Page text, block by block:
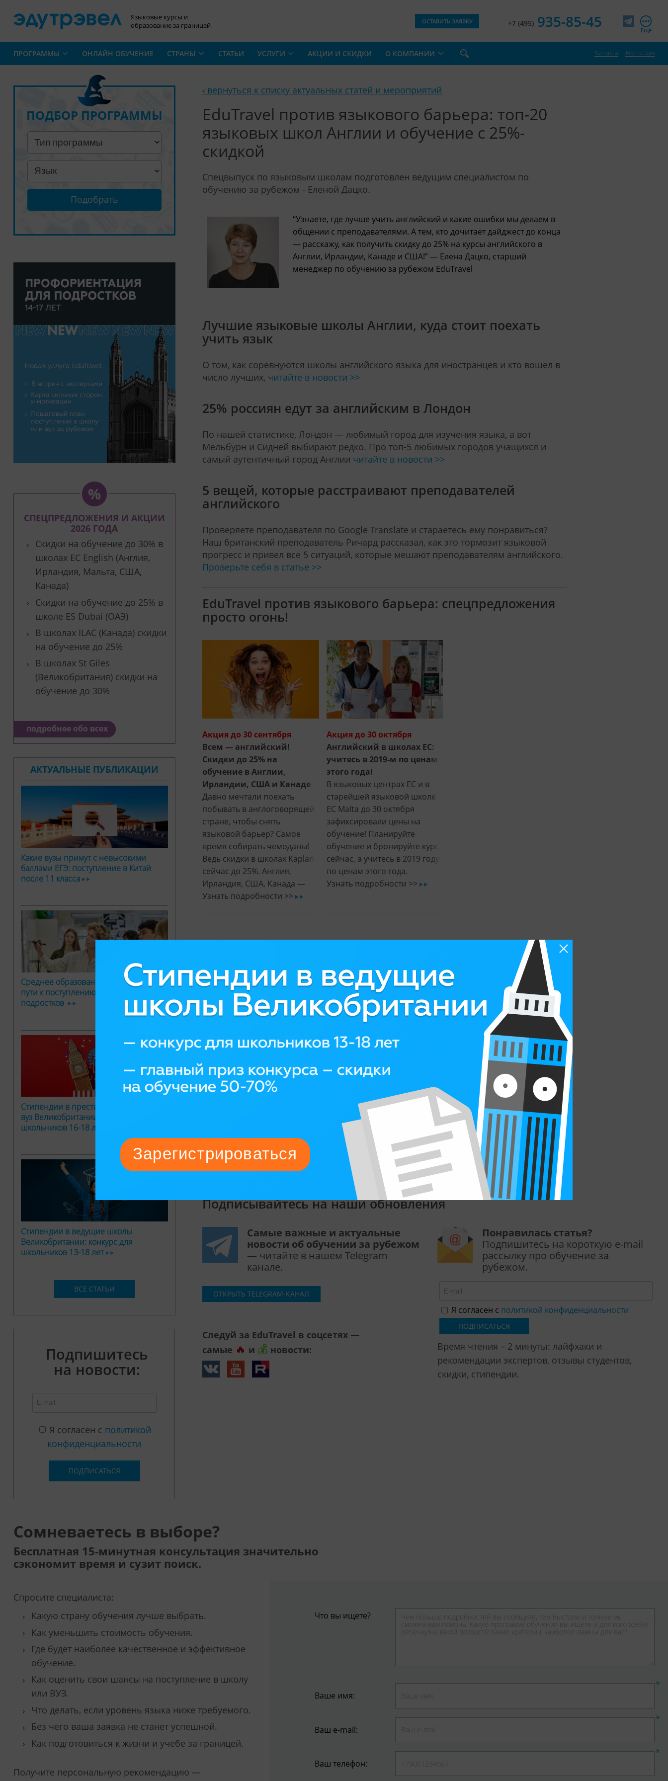
Языковые курсы и
образование за границей
ОСТАВИТЬ ЗАЯВКУ +7 (495) 935-85-45 Ещё
ПРОГРАММЫ ОНЛАЙН ОБУЧЕНИЕ СТРАНЫ СТАТЬИ УСЛУГИ АКЦИИ И СКИДКИ О КОМПАНИИ Контакты Агентствам
‹ вернуться к списку актуальных статей и мероприятий
EduTravel против языкового барьера: топ-20
языковых школ Англии и обучение с 25%-
скидкой
Спецвыпуск по языковым школам подготовлен ведущим специалистом по
обучению за рубежом - Еленой Дацко.
“Узнаете, где лучше учить английский и какие ошибки мы делаем в
общении с преподавателями. А тем, кто дочитает дайджест до конца
— расскажу, как получить скидку до 25% на курсы английского в
Англии, Ирландии, Канаде и США!” — Елена Дацко, старший
менеджер по обучению за рубежом EduTravel
Лучшие языковые школы Англии, куда стоит поехать
учить язык
О том, как соревнуются школы английского языка для иностранцев и кто вошел в
число лучших, читайте в новости >>
25% россиян едут за английским в Лондон
По нашей статистике, Лондон — любимый город для изучения языка, а вот
Мельбурн и Сидней выбирают редко. Про топ-5 любимых городов учащихся и
самый аутентичный город Англии читайте в новости >>
5 вещей, которые расстраивают преподавателей
английского
Проверяете преподавателя по Google Translate и стараетесь ему понравиться?
Наш британский преподаватель Ричард рассказал, как это тормозит языковой
прогресс и привел все 5 ситуаций, которые мешают преподавателям английского.
Проверьте себя в статье >>
EduTravel против языкового барьера: спецпредложения
просто огонь!
Акция до 30 сентября
Всем — английский!
Скидки до 25% на
обучение в Англии,
Ирландии, США и Канаде
Давно мечтали поехать
побывать в англоговорящей
стране, чтобы снять
языковой барьер? Самое
время собирать чемоданы!
Ведь скидки в школах Kaplan
сейчас до 25%. Англия,
Ирландия, США, Канада —
Узнать подробности >>ar
Акция до 30 октября
Английский в школах EC:
учитесь в 2019-м по ценам
этого года!
В языковых центрах EC и в
старейшей языковой школе
EC Malta до 30 октября
зафиксировали цены на
обучение! Планируйте
обучение и бронируйте курс
сейчас, а учитесь в 2019 году
по ценам этого года.
Узнать подробности >> ar
+7 (495) 935-85-45|оставьте запрос на сайте
Смотрите также:
Ирландия: эльфы, пабы и
английский
ar
5 причин учить английский в
школе EC на Мальте ar
Подписывайтесь на наши обновления
Самые важные и актуальные
новости об обучении за рубежом
— читайте в нашем Telegram
канале.
ОТКРЫТЬ TELEGRAM-КАНАЛ
Следуй за EduTravel в соцсетях —
самые 🔥 и 💰 новости:
Понравилась статья?
Подпишитесь на короткую e-mail
рассылку про обучение за
рубежом.
Я согласен с политикой конфиденциальности
ПОДПИСАТЬСЯ
Время чтения – 2 минуты: лайфхаки и
рекомендации экспертов, отзывы студентов,
скидки, стипендии.
ПОДБОР ПРОГРАММЫ
Подобрать
СПЕЦПРЕДЛОЖЕНИЯ И АКЦИИ
2026 ГОДА
Скидки на обучение до 30% в
школах EC English (Англия,
Ирландия, Мальта, США,
Канада)
Скидки на обучение до 25% в
школе ES Dubai (ОАЭ)
В школах ILAC (Канада) скидки
на обучение до 25%
В школах St Giles
(Великобритания) скидки на
обучение до 30%
подробнее обо всех
АКТУАЛЬНЫЕ ПУБЛИКАЦИИ
Какие вузы примут с невысокими
баллами ЕГЭ: поступление в Китай
после 11 класса
Среднее образование за рубежом: два
пути к поступлению в вуз для
подростков
Стипендии в престижный творческий
вуз Великобритании: конкурс для
школьников 16-18 лет
Стипендии в ведущие школы
Великобритании: конкурс для
школьников 13-18 лет
ВСЕ СТАТЬИ
Подпишитесь
на новости:
Я согласен с политикой
конфиденциальности
ПОДПИСАТЬСЯ
Сомневаетесь в выборе?
Бесплатная 15-минутная консультация значительно
сэкономит время и сузит поиск.
Спросите специалиста:
Какую страну обучения лучше выбрать.
Как уменьшить стоимость обучения.
Где будет наиболее качественное и эффективное
обучение.
Как оценить свои шансы на поступление в школу
или ВУЗ.
Что делать, если уровень языка ниже требуемого.
Без чего ваша заявка не станет успешной.
Как подготовиться к жизни и учебе за границей.
Получите персональную рекомендацию —
Что вы ищете?
Ваше имя:
Ваш e-mail:
Ваш телефон: